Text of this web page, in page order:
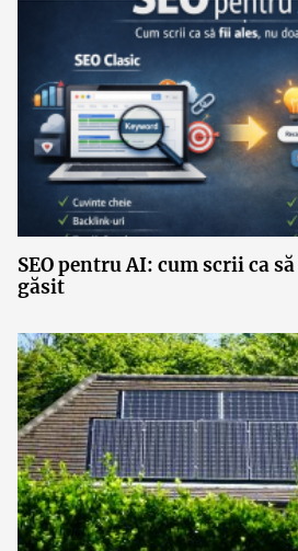
SEO pentru AI: cum scrii ca
găsit